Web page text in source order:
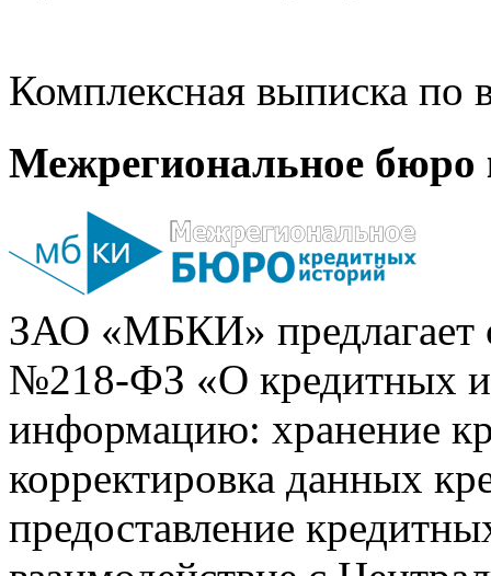
Комплексная выписка
Межрегиональное бюро
ЗАО «МБКИ» предлагает
№218-ФЗ «О кредитных
информацию: хранение
корректировка данных
предоставление